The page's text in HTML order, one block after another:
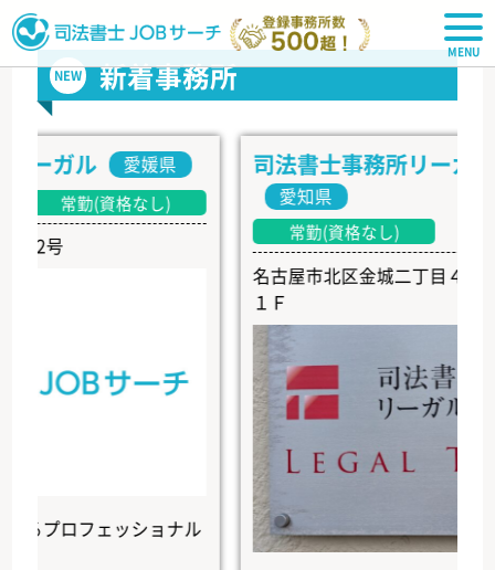
司法書士JOBサーチ
NEW 新着事務所
ル 愛媛県
常勤(資格なし)
ロフェッショナル
司法書士事務所リーガル・
愛知県
常勤(資格なし)
名古屋市北区金城二丁目４番４号